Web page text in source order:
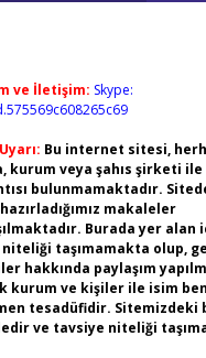
ve İletişim: Skype:
Bu internet sitesi,
kurum veya şahıs şirketi
bulunmamaktadır.
makaleler
Burada yer alan
taşımamakta olup,
hakkında paylaşım
kurum ve kişiler ile isim
tesadüfidir. Sitemizdeki
ve tavsiye niteliği